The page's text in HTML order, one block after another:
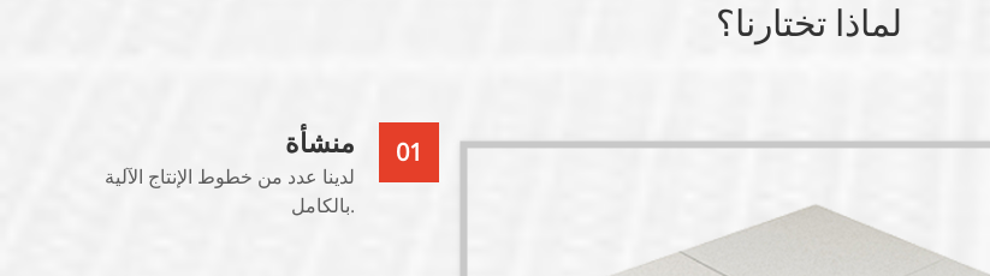
لماذا تختارنا؟
منشأة
لدينا عدد من خطوط الإنتاج الآلية
بالكامل.
01